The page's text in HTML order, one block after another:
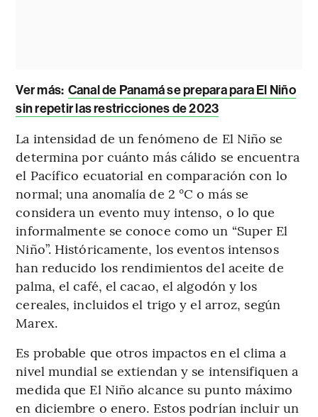
Ver más: Canal de Panamá se prepara para El Niño
sin repetir las restricciones de 2023
La intensidad de un fenómeno de El Niño se
determina por cuánto más cálido se encuentra
el Pacífico ecuatorial en comparación con lo
normal; una anomalía de 2 °C o más se
considera un evento muy intenso, o lo que
informalmente se conoce como un “Super El
Niño”. Históricamente, los eventos intensos
han reducido los rendimientos del aceite de
palma, el café, el cacao, el algodón y los
cereales, incluidos el trigo y el arroz, según
Marex.
Es probable que otros impactos en el clima a
nivel mundial se extiendan y se intensifiquen a
medida que El Niño alcance su punto máximo
en diciembre o enero. Estos podrían incluir un